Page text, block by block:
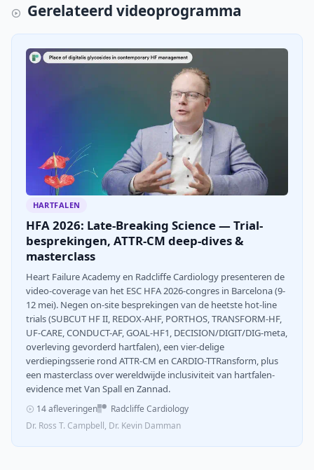
Gerelateerd videoprogramma
HARTFALEN
HFA 2026: Late-Breaking Science — Trial-
besprekingen, ATTR-CM deep-dives &
masterclass
Heart Failure Academy en Radcliffe Cardiology presenteren de
video-coverage van het ESC HFA 2026-congres in Barcelona (9-
12 mei). Negen on-site besprekingen van de heetste hot-line
trials (SUBCUT HF II, REDOX-AHF, PORTHOS, TRANSFORM-HF,
UF-CARE, CONDUCT-AF, GOAL-HF1, DECISION/DIGIT/DIG-meta,
overleving gevorderd hartfalen), een vier-delige
verdiepingsserie rond ATTR-CM en CARDIO-TTRansform, plus
een masterclass over wereldwijde inclusiviteit van hartfalen-
evidence met Van Spall en Zannad.
14 afleveringen
Radcliffe Cardiology
Dr. Ross T. Campbell, Dr. Kevin Damman